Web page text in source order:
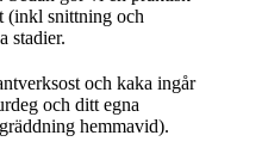
(inkl snittning och
stadier.
och kaka ingår
och ditt egna
hemmavid).